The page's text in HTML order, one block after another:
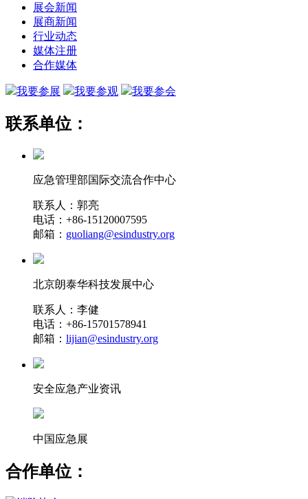
展会新闻
展商新闻
行业动态
媒体注册
合作媒体
我要参展 我要参观 我要参会
联系单位：
应急管理部国际交流合作中心
联系人：郭亮
电话：+86-15120007595
邮箱： guoliang@esindustry.org
北京朗泰华科技发展中心
联系人：李健
电话：+86-15701578941
邮箱： lijian@esindustry.org
安全应急产业资讯
中国应急展
合作单位：